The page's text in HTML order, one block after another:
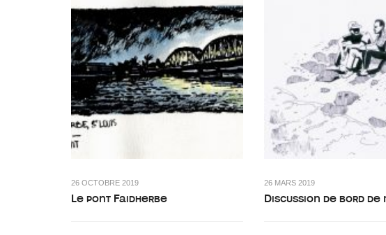
26 OCTOBRE 2019
Le pont Faidherbe
26 MARS 2019
Discussion de bord de